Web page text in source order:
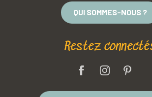
QUI SOMMES-NOUS ?
Restez